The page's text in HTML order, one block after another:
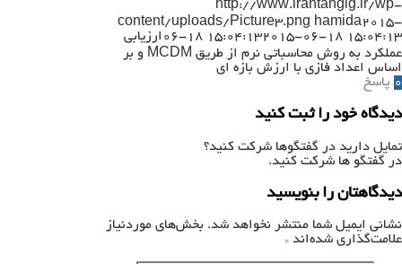
http://www.irantahgig.ir/wp-
content/uploads/Picture3.png hamida2015-
06-18 15:04:132015-06-18 15:04:13
ارزیابی
عملکرد به روش محاسباتی نرم از طریق MCDM و بر
اساس اعداد فازی با ارزش بازه ای
0 پاسخ
دیدگاه خود را ثبت کنید
تمایل دارید در گفتگوها شرکت کنید؟
در گفتگو ها شرکت کنید.
دیدگاهتان را بنویسید
نشانی ایمیل شما منتشر نخواهد شد. بخش‌های موردنیاز
علامت‌گذاری شده‌اند *